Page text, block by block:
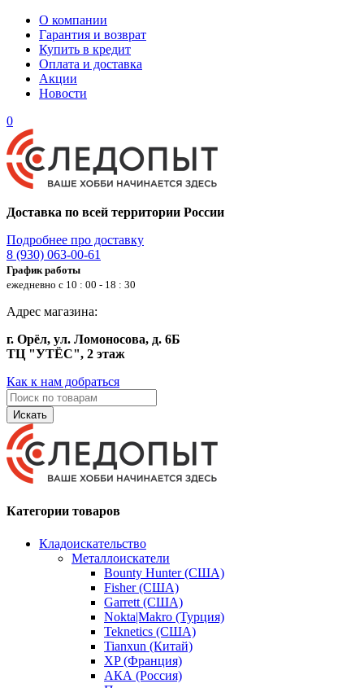
О компании
Гарантия и возврат
Купить в кредит
Оплата и доставка
Акции
Новости
0
Доставка по всей территории России
Подробнее про доставку
8 (930) 063-00-61
График работы
ежедневно с 10 : 00 - 18 : 30
Адрес магазина:
г. Орёл, ул. Ломоносова, д. 6Б
ТЦ "УТЁС", 2 этаж
Как к нам добраться
Искать
Категории товаров
Кладоискательство
Металлоискатели
Bounty Hunter (США)
Fisher (США)
Garrett (США)
Nokta|Makro (Турция)
Teknetics (США)
Tianxun (Китай)
XP (Франция)
АКА (Россия)